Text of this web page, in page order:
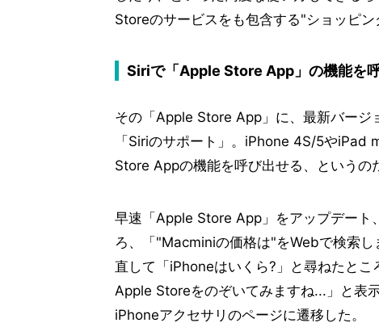
Storeのサービスをも包含する"ショッピン
Siriで「Apple Store App」の機能を
その「Apple Store App」に、最新バージ
「Siriのサポート」。iPhone 4S/5やiPad
Store Appの機能を呼び出せる、というの
早速「Apple Store App」をアップデート
ろ、「"Macminiの価格は"をWebで検索し
直して「iPhoneはいくら?」と尋ねたとこ
Apple Storeをのぞいてみますね...」と表
iPhoneアクセサリのページに遷移した。